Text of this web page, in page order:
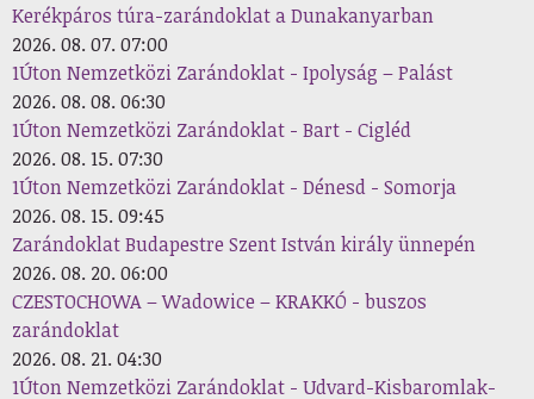
Kerékpáros túra-zarándoklat a Dunakanyarban
2026. 08. 07. 07:00
1Úton Nemzetközi Zarándoklat - Ipolyság – Palást
2026. 08. 08. 06:30
1Úton Nemzetközi Zarándoklat - Bart - Cigléd
2026. 08. 15. 07:30
1Úton Nemzetközi Zarándoklat - Dénesd - Somorja
2026. 08. 15. 09:45
Zarándoklat Budapestre Szent István király ünnepén
2026. 08. 20. 06:00
CZESTOCHOWA – Wadowice – KRAKKÓ - buszos
zarándoklat
2026. 08. 21. 04:30
1Úton Nemzetközi Zarándoklat - Udvard-Kisbaromlak-